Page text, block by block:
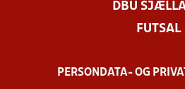
DBU
FUTSAL
PERSONDATA- OG